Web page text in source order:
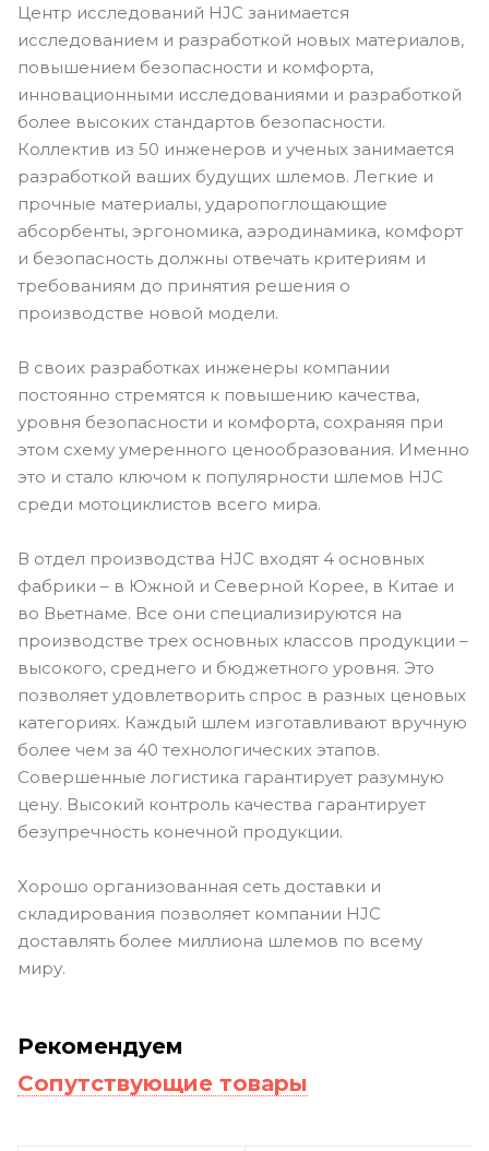
Центр исследований HJC занимается
исследованием и разработкой новых материалов,
повышением безопасности и комфорта,
инновационными исследованиями и разработкой
более высоких стандартов безопасности.
Коллектив из 50 инженеров и ученых занимается
разработкой ваших будущих шлемов. Легкие и
прочные материалы, ударопоглощающие
абсорбенты, эргономика, аэродинамика, комфорт
и безопасность должны отвечать критериям и
требованиям до принятия решения о
производстве новой модели.
В своих разработках инженеры компании
постоянно стремятся к повышению качества,
уровня безопасности и комфорта, сохраняя при
этом схему умеренного ценообразования. Именно
это и стало ключом к популярности шлемов HJC
среди мотоциклистов всего мира.
В отдел производства HJC входят 4 основных
фабрики – в Южной и Северной Корее, в Китае и
во Вьетнаме. Все они специализируются на
производстве трех основных классов продукции –
высокого, среднего и бюджетного уровня. Это
позволяет удовлетворить спрос в разных ценовых
категориях. Каждый шлем изготавливают вручную
более чем за 40 технологических этапов.
Совершенные логистика гарантирует разумную
цену. Высокий контроль качества гарантирует
безупречность конечной продукции.
Хорошо организованная сеть доставки и
складирования позволяет компании HJC
доставлять более миллиона шлемов по всему
миру.
Рекомендуем
Сопутствующие товары